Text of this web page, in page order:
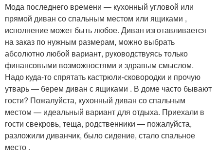
Мода последнего времени — кухонный угловой или
прямой диван со спальным местом или ящиками ,
исполнение может быть любое. Диван изготавливается
на заказ по нужным размерам, можно выбрать
абсолютно любой вариант, руководствуясь только
финансовыми возможностями и здравым смыслом.
Надо куда-то спрятать кастрюли-сковородки и прочую
утварь — берем диван с ящиками . В доме часто бывают
гости? Пожалуйста, кухонный диван со спальным
местом — идеальный вариант для отдыха. Приехали в
гости свекровь, теща, родственники — пожалуйста,
разложили диванчик, было сидение, стало спальное
место .